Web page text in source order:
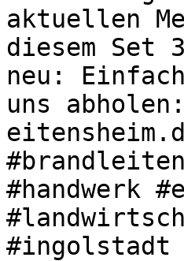
aktuellen
diesem Set
neu:
uns
#handwerk